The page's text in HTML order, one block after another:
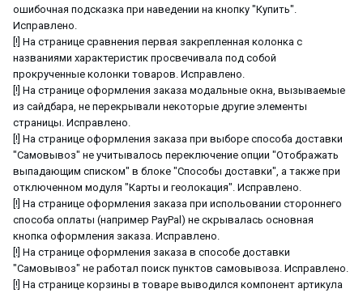
ошибочная подсказка при наведении на кнопку "Купить".
Исправлено.
[!] На странице сравнения первая закрепленная колонка с
названиями характеристик просвечивала под собой
прокрученные колонки товаров. Исправлено.
[!] На странице оформления заказа модальные окна, вызываемые
из сайдбара, не перекрывали некоторые другие элементы
страницы. Исправлено.
[!] На странице оформления заказа при выборе способа доставки
"Самовывоз" не учитывалось переключение опции "Отображать
выпадающим списком" в блоке "Способы доставки", а также при
отключенном модуля "Карты и геолокация". Исправлено.
[!] На странице оформления заказа при испольовании стороннего
способа оплаты (например PayPal) не скрывалась основная
кнопка оформления заказа. Исправлено.
[!] На странице оформления заказа в способе доставки
"Самовывоз" не работал поиск пунктов самовывоза. Исправлено.
[!] На странице корзины в товаре выводился компонент артикула